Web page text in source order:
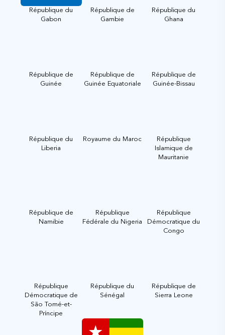
République du
Gabon
République de
Gambie
République du
Ghana
République de
Guinée
République de
Guinée Equatoriale
République de
Guinée-Bissau
République du
Liberia
Royaume du Maroc
République
Islamique de
Mauritanie
République de
Namibie
République
Fédérale du Nigeria
République
Démocratique du
Congo
République
Démocratique de
São Tomé-et-
Príncipe
République du
Sénégal
République de
Sierra Leone